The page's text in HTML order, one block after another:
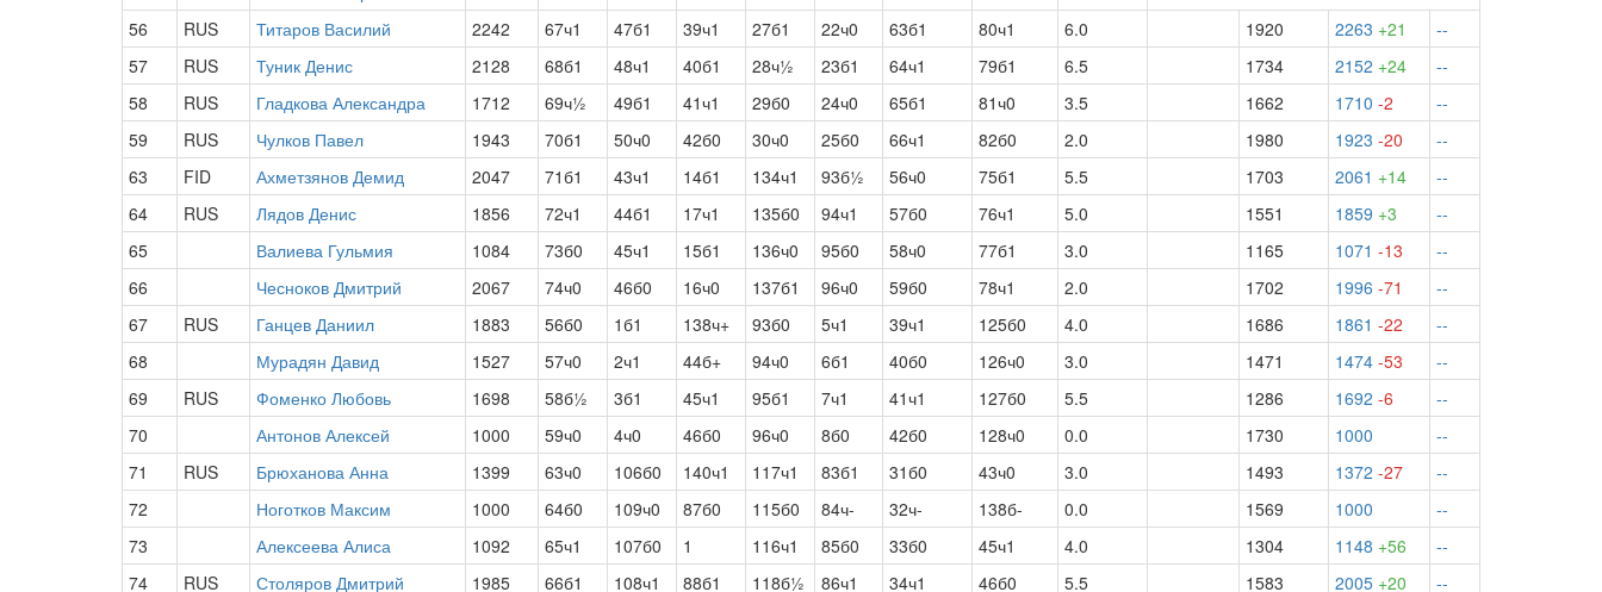
56
RUS Титаров Василий 2242 67ч1 47б1 39ч1 27б1 22ч0 63б1 80ч1 6.0 1920 2263 +21
--
57
RUS Туник Денис 2128 68б1 48ч1 40б1 28ч½ 23б1 64ч1 79б1 6.5 1734 2152 +24
--
58
RUS Гладкова Александра 1712 69ч½ 49б1 41ч1 29б0 24ч0 65б1 81ч0 3.5 1662 1710 -2
--
59
RUS Чулков Павел 1943 70б1 50ч0 42б0 30ч0 25б0 66ч1 82б0 2.0 1980 1923 -20
--
63
FID Ахметзянов Демид 2047 71б1 43ч1 14б1 134ч1 93б½ 56ч0 75б1 5.5 1703 2061 +14
--
64
RUS Лядов Денис 1856 72ч1 44б1 17ч1 135б0 94ч1 57б0 76ч1 5.0 1551 1859 +3
--
65
Валиева Гульмия 1084 73б0 45ч1 15б1 136ч0 95б0 58ч0 77б1 3.0 1165 1071 -13
--
66
Чесноков Дмитрий 2067 74ч0 46б0 16ч0 137б1 96ч0 59б0 78ч1 2.0 1702 1996 -71
--
67
RUS Ганцев Даниил 1883 56б0 1б1 138ч+ 93б0 5ч1 39ч1 125б0 4.0 1686 1861 -22
--
68
Мурадян Давид 1527 57ч0 2ч1 44б+ 94ч0 6б1 40б0 126ч0 3.0 1471 1474 -53
--
69
RUS Фоменко Любовь 1698 58б½ 3б1 45ч1 95б1 7ч1 41ч1 127б0 5.5 1286 1692 -6
--
70
Антонов Алексей 1000 59ч0 4ч0 46б0 96ч0 8б0 42б0 128ч0 0.0 1730 1000
--
71
RUS Брюханова Анна 1399 63ч0 106б0 140ч1 117ч1 83б1 31б0 43ч0 3.0 1493 1372 -27
--
72
Ноготков Максим 1000 64б0 109ч0 87б0 115б0 84ч- 32ч- 138б- 0.0 1569 1000
--
73
Алексеева Алиса 1092 65ч1 107б0 1 116ч1 85б0 33б0 45ч1 4.0 1304 1148 +56
--
74
RUS Столяров Дмитрий 1985 66б1 108ч1 88б1 118б½ 86ч1 34ч1 46б0 5.5 1583 2005 +20
--